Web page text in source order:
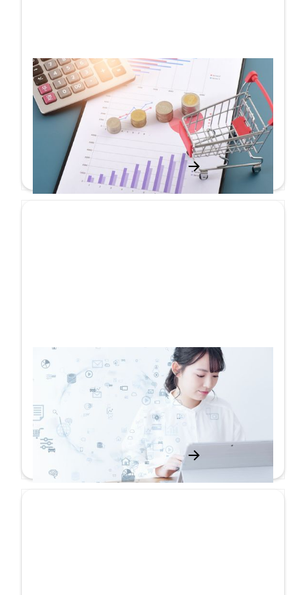
無人店舗が人間の価値を高める！？
詳しく見る
ICT教育で、生徒の可能性を最大化する
お客様の声